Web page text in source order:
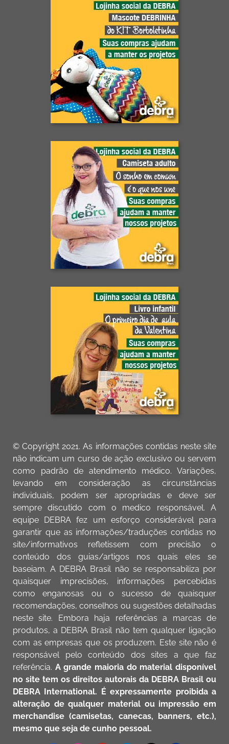
© Copyright 2021. As informações contidas neste site
não indicam um curso de ação exclusivo ou servem
como padrão de atendimento médico. Variações,
levando em consideração as circunstâncias
individuais, podem ser apropriadas e deve ser
sempre discutido com o medico responsável. A
equipe DEBRA fez um esforço considerável para
garantir que as informações/traduções contidas no
site/informativos refletissem com precisão o
conteúdo dos guias/artigos nos quais eles se
baseiam. A DEBRA Brasil não se responsabiliza por
quaisquer imprecisões, informações percebidas
como enganosas ou o sucesso de quaisquer
recomendações, conselhos ou sugestões detalhadas
neste site. Embora haja referências a marcas de
produtos, a DEBRA Brasil não tem qualquer ligação
com as empresas que os produzem. Este site não é
responsável pelo conteúdo dos sites a que faz
referência. A grande maioria do material disponível
no site tem os direitos autorais da DEBRA Brasil ou
DEBRA International. É expressamente proibida a
alteração de qualquer material ou impressão em
merchandise (camisetas, canecas, banners, etc.),
mesmo que seja de cunho pessoal.